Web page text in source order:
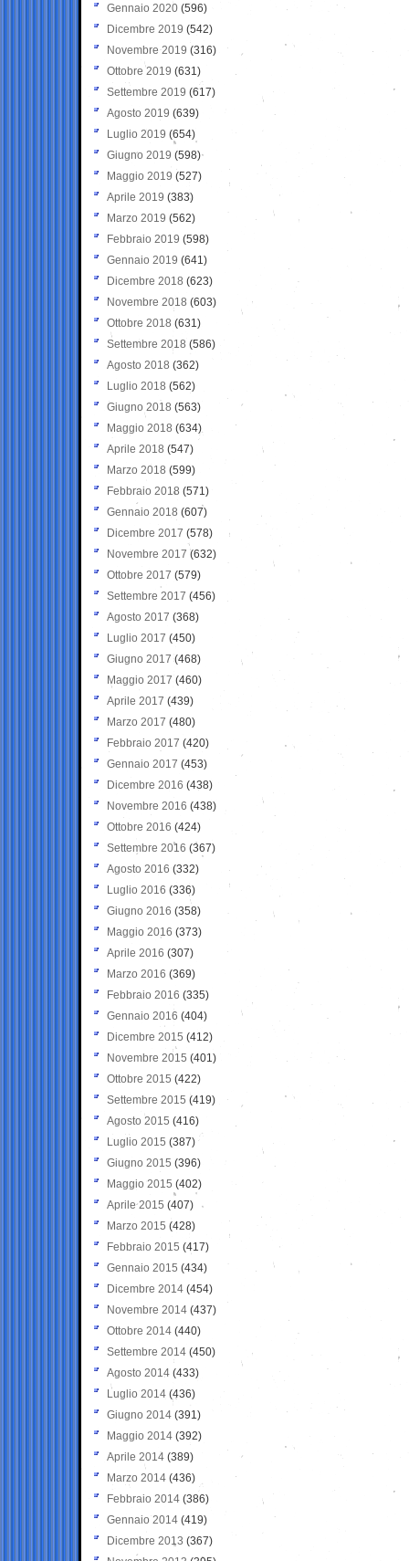
Gennaio 2020 (596)
Dicembre 2019 (542)
Novembre 2019 (316)
Ottobre 2019 (631)
Settembre 2019 (617)
Agosto 2019 (639)
Luglio 2019 (654)
Giugno 2019 (598)
Maggio 2019 (527)
Aprile 2019 (383)
Marzo 2019 (562)
Febbraio 2019 (598)
Gennaio 2019 (641)
Dicembre 2018 (623)
Novembre 2018 (603)
Ottobre 2018 (631)
Settembre 2018 (586)
Agosto 2018 (362)
Luglio 2018 (562)
Giugno 2018 (563)
Maggio 2018 (634)
Aprile 2018 (547)
Marzo 2018 (599)
Febbraio 2018 (571)
Gennaio 2018 (607)
Dicembre 2017 (578)
Novembre 2017 (632)
Ottobre 2017 (579)
Settembre 2017 (456)
Agosto 2017 (368)
Luglio 2017 (450)
Giugno 2017 (468)
Maggio 2017 (460)
Aprile 2017 (439)
Marzo 2017 (480)
Febbraio 2017 (420)
Gennaio 2017 (453)
Dicembre 2016 (438)
Novembre 2016 (438)
Ottobre 2016 (424)
Settembre 2016 (367)
Agosto 2016 (332)
Luglio 2016 (336)
Giugno 2016 (358)
Maggio 2016 (373)
Aprile 2016 (307)
Marzo 2016 (369)
Febbraio 2016 (335)
Gennaio 2016 (404)
Dicembre 2015 (412)
Novembre 2015 (401)
Ottobre 2015 (422)
Settembre 2015 (419)
Agosto 2015 (416)
Luglio 2015 (387)
Giugno 2015 (396)
Maggio 2015 (402)
Aprile 2015 (407)
Marzo 2015 (428)
Febbraio 2015 (417)
Gennaio 2015 (434)
Dicembre 2014 (454)
Novembre 2014 (437)
Ottobre 2014 (440)
Settembre 2014 (450)
Agosto 2014 (433)
Luglio 2014 (436)
Giugno 2014 (391)
Maggio 2014 (392)
Aprile 2014 (389)
Marzo 2014 (436)
Febbraio 2014 (386)
Gennaio 2014 (419)
Dicembre 2013 (367)